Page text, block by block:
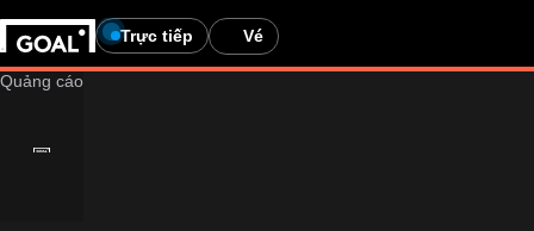
Trực tiếp Vé